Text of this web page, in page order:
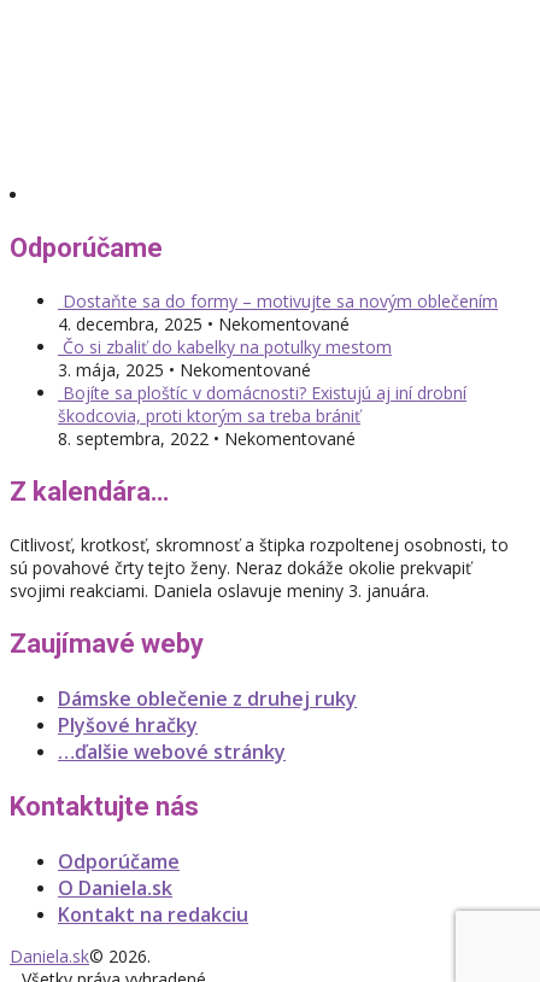
Odporúčame
Dostaňte sa do formy – motivujte sa novým oblečením
4. decembra, 2025 • Nekomentované
Čo si zbaliť do kabelky na potulky mestom
3. mája, 2025 • Nekomentované
Bojíte sa ploštíc v domácnosti? Existujú aj iní drobní
škodcovia, proti ktorým sa treba brániť
8. septembra, 2022 • Nekomentované
Z kalendára…
Citlivosť, krotkosť, skromnosť a štipka rozpoltenej osobnosti, to
sú povahové črty tejto ženy. Neraz dokáže okolie prekvapiť
svojimi reakciami. Daniela oslavuje meniny 3. januára.
Zaujímavé weby
Dámske oblečenie z druhej ruky
Plyšové hračky
…ďalšie webové stránky
Kontaktujte nás
Odporúčame
O Daniela.sk
Kontakt na redakciu
Daniela.sk© 2026.